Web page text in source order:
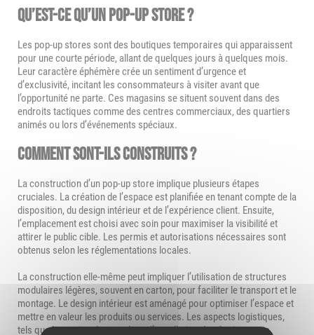
Qu’est-ce qu’un Pop-Up Store ?
Les pop-up stores sont des boutiques temporaires qui apparaissent
pour une courte période, allant de quelques jours à quelques mois.
Leur caractère éphémère crée un sentiment d’urgence et
d’exclusivité, incitant les consommateurs à visiter avant que
l’opportunité ne parte. Ces magasins se situent souvent dans des
endroits tactiques comme des centres commerciaux, des quartiers
animés ou lors d’événements spéciaux.
Comment sont-ils construits ?
La construction d’un pop-up store implique plusieurs étapes
cruciales. La création de l’espace est planifiée en tenant compte de la
disposition, du design intérieur et de l’expérience client. Ensuite,
l’emplacement est choisi avec soin pour maximiser la visibilité et
attirer le public cible. Les permis et autorisations nécessaires sont
obtenus selon les réglementations locales.
La construction elle-même peut impliquer l’utilisation de structures
modulaires légères, souvent en carton, pour faciliter le transport et le
montage. Le design intérieur est aménagé pour optimiser l’espace et
mettre en valeur les produits ou services. Les aspects logistiques,
tels que la gestion des stocks et l’installation des équipements